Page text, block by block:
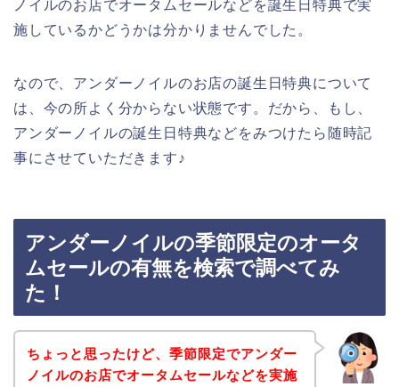
ノイルのお店でオータムセールなどを誕生日特典で実
施しているかどうかは分かりませんでした。
なので、アンダーノイルのお店の誕生日特典について
は、今の所よく分からない状態です。だから、もし、
アンダーノイルの誕生日特典などをみつけたら随時記
事にさせていただきます♪
アンダーノイルの季節限定のオータ
ムセールの有無を検索で調べてみ
た！
ちょっと思ったけど、季節限定でアンダー
ノイルのお店でオータムセールなどを実施